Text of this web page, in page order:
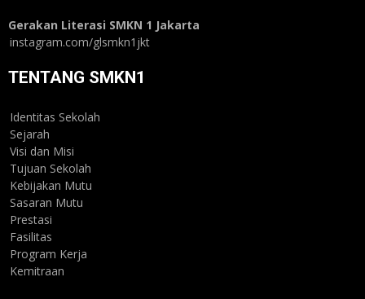
Gerakan Literasi SMKN 1 Jakarta
instagram.com/glsmkn1jkt
TENTANG SMKN1
Identitas Sekolah
Sejarah
Visi dan Misi
Tujuan Sekolah
Kebijakan Mutu
Sasaran Mutu
Prestasi
Fasilitas
Program Kerja
Kemitraan